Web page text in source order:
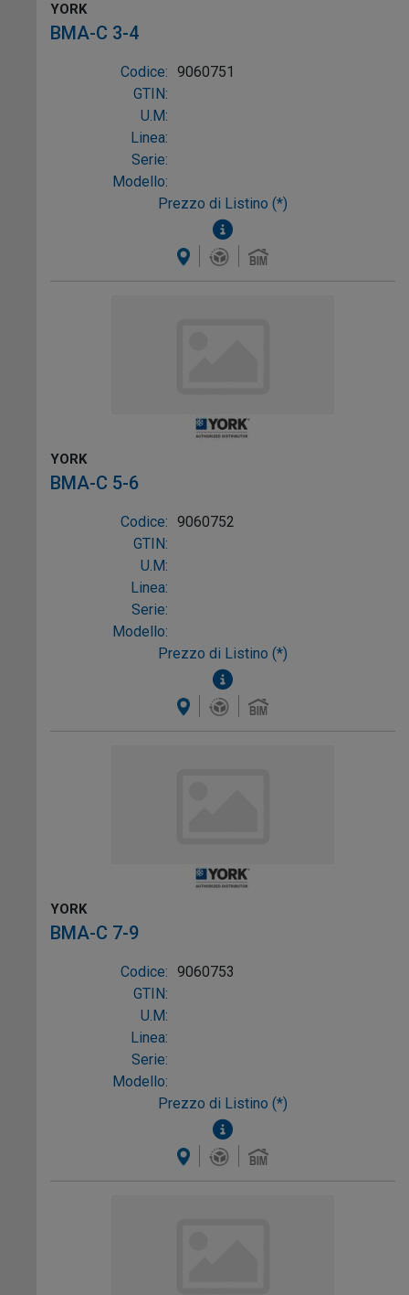
YORK
BMA-C 3-4
Codice: 9060751
GTIN:
U.M:
Linea:
Serie:
Modello:
Prezzo di Listino (*)
YORK
BMA-C 5-6
Codice: 9060752
GTIN:
U.M:
Linea:
Serie:
Modello:
Prezzo di Listino (*)
YORK
BMA-C 7-9
Codice: 9060753
GTIN:
U.M:
Linea:
Serie:
Modello:
Prezzo di Listino (*)